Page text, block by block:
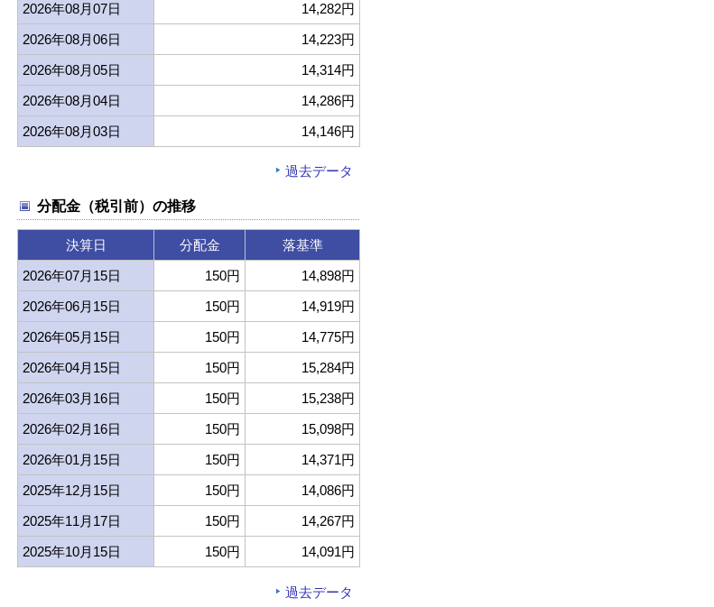
2026年08月07日
14,282円
2026年08月06日
14,223円
2026年08月05日
14,314円
2026年08月04日
14,286円
2026年08月03日
14,146円
過去データ
分配金（税引前）の推移
決算日 分配金
落基準
2026年07月15日
150円
14,898円
2026年06月15日
150円
14,919円
2026年05月15日
150円
14,775円
2026年04月15日
150円
15,284円
2026年03月16日
150円
15,238円
2026年02月16日
150円
15,098円
2026年01月15日
150円
14,371円
2025年12月15日
150円
14,086円
2025年11月17日
150円
14,267円
2025年10月15日
150円 14,091円
過去データ